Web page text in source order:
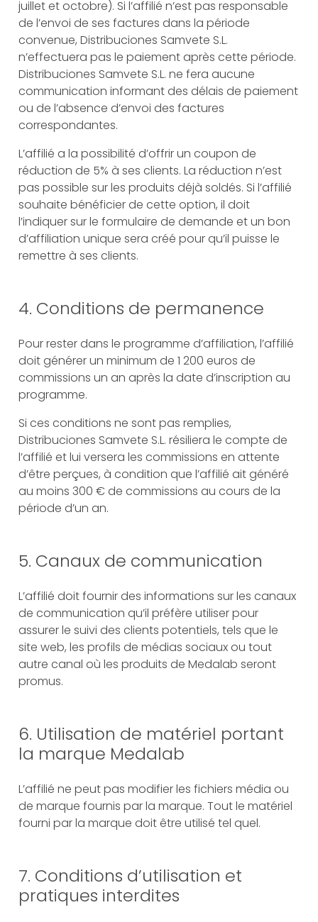
juillet et octobre). Si l’affilié n’est pas responsable
de l’envoi de ses factures dans la période
convenue, Distribuciones Samvete S.L.
n’effectuera pas le paiement après cette période.
Distribuciones Samvete S.L. ne fera aucune
communication informant des délais de paiement
ou de l’absence d’envoi des factures
correspondantes.
L’affilié a la possibilité d’offrir un coupon de
réduction de 5% à ses clients. La réduction n’est
pas possible sur les produits déjà soldés. Si l’affilié
souhaite bénéficier de cette option, il doit
l’indiquer sur le formulaire de demande et un bon
d’affiliation unique sera créé pour qu’il puisse le
remettre à ses clients.
4. Conditions de permanence
Pour rester dans le programme d’affiliation, l’affilié
doit générer un minimum de 1 200 euros de
commissions un an après la date d’inscription au
programme.
Si ces conditions ne sont pas remplies,
Distribuciones Samvete S.L. résiliera le compte de
l’affilié et lui versera les commissions en attente
d’être perçues, à condition que l’affilié ait généré
au moins 300 € de commissions au cours de la
période d’un an.
5. Canaux de communication
L’affilié doit fournir des informations sur les canaux
de communication qu’il préfère utiliser pour
assurer le suivi des clients potentiels, tels que le
site web, les profils de médias sociaux ou tout
autre canal où les produits de Medalab seront
promus.
6. Utilisation de matériel portant
la marque Medalab
L’affilié ne peut pas modifier les fichiers média ou
de marque fournis par la marque. Tout le matériel
fourni par la marque doit être utilisé tel quel.
7. Conditions d’utilisation et
pratiques interdites